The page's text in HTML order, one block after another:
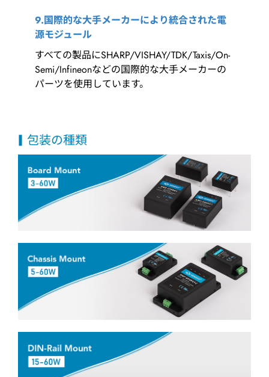
9.国際的な大手メーカーにより統合された電
源モジュール
すべての製品にSHARP/VISHAY/TDK/Taxis/On-
Semi/Infineonなどの国際的な大手メーカーの
パーツを使用しています。
包装の種類